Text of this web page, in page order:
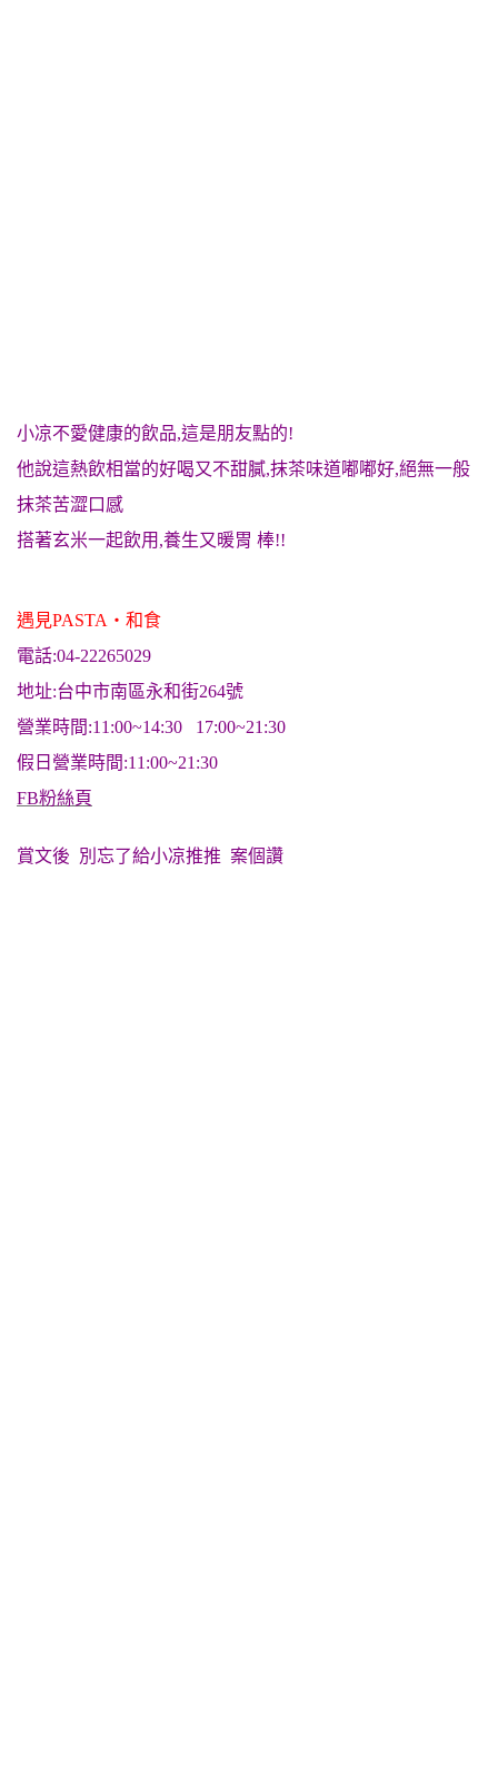
小凉不愛健康的飲品,這是朋友點的!
他說這熱飲相當的好喝又不甜膩,抹茶味道嘟嘟好,絕無一般
抹茶苦澀口感
搭著玄米一起飲用,養生又暖胃 棒!!
遇見PASTA‧和食
電話:04-22265029
地址:台中市南區永和街264號
營業時間:11:00~14:30 17:00~21:30
假日營業時間:11:00~21:30
FB粉絲頁
賞文後 別忘了給小凉推推 案個讚